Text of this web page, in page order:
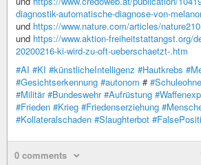
diagnostik-automatische-diagnose-von-
und https://www.nature.com/articles/
und https://www.aktion-freiheitstattangst.org/
20200216-ki-wird-zu-oft-ueberschaetzt-.htm
#AI #KI #künstlicheIntelligenz #Hautkrebs
#Gesichtserkennung #autonom #
#Militär #Bundeswehr #Aufrüstung
#Frieden #Krieg #Friedenserziehung
#Kollateralschaden #Slaughterbot
0 comments